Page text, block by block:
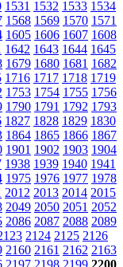
1531 1532 1533 1534
1568 1569 1570 1571
1605 1606 1607 1608
1642 1643 1644 1645
1679 1680 1681 1682
1716 1717 1718 1719
1753 1754 1755 1756
1790 1791 1792 1793
1827 1828 1829 1830
1864 1865 1866 1867
1901 1902 1903 1904
1938 1939 1940 1941
1975 1976 1977 1978
2012 2013 2014 2015
2049 2050 2051 2052
2086 2087 2088 2089
2124 2125 2126
2160 2161 2162 2163
2197 2198 2199 2200